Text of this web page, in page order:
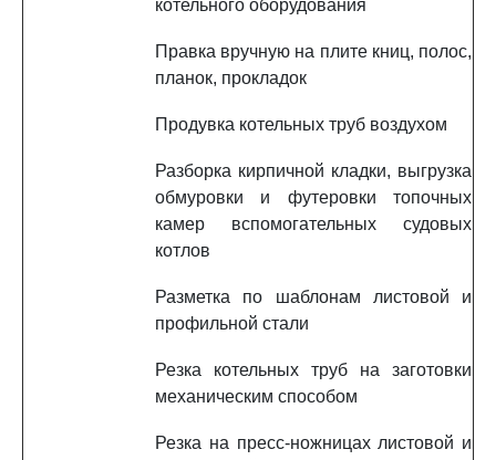
котельного оборудования
Правка вручную на плите книц, полос,
планок, прокладок
Продувка котельных труб воздухом
Разборка кирпичной кладки, выгрузка
обмуровки и футеровки топочных
камер вспомогательных судовых
котлов
Разметка по шаблонам листовой и
профильной стали
Резка котельных труб на заготовки
механическим способом
Резка на пресс-ножницах листовой и